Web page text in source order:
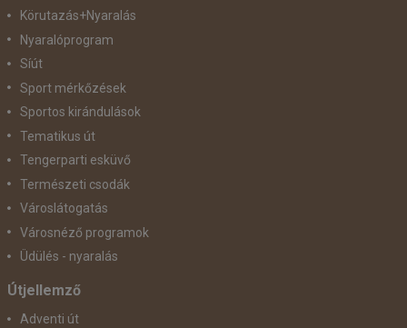
Körutazás+Nyaralás
Nyaralóprogram
Síút
Sport mérkőzések
Sportos kirándulások
Tematikus út
Tengerparti esküvő
Természeti csodák
Városlátogatás
Városnéző programok
Üdülés - nyaralás
Útjellemző
Adventi út